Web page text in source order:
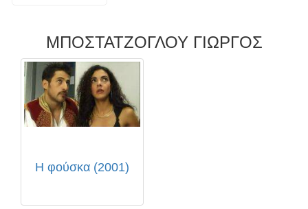
ΜΠΟΣΤΑΤΖΟΓΛΟΥ ΓΙΩΡΓΟΣ
Η φούσκα (2001)